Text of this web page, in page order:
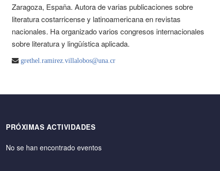
Zaragoza, España. Autora de varias publicaciones sobre
literatura costarricense y latinoamericana en revistas
nacionales. Ha organizado varios congresos internacionales
sobre literatura y lingüística aplicada.
grethel.ramirez.villalobos@una.cr
PRÓXIMAS ACTIVIDADES
No se han encontrado eventos